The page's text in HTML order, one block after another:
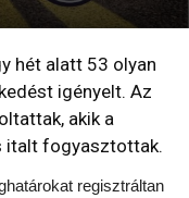
hét alatt 53 olyan
igényelt. Az
akik a
italt fogyasztottak.
regisztráltan